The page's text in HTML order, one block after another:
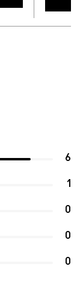
6
1
0
0
0